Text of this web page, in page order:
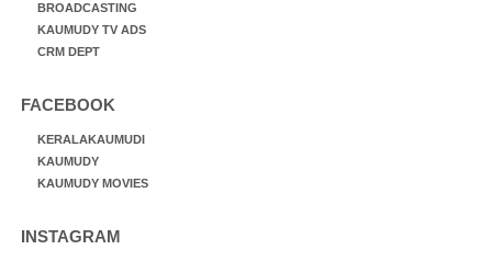
BROADCASTING
KAUMUDY TV ADS
CRM DEPT
FACEBOOK
KERALAKAUMUDI
KAUMUDY
KAUMUDY MOVIES
INSTAGRAM